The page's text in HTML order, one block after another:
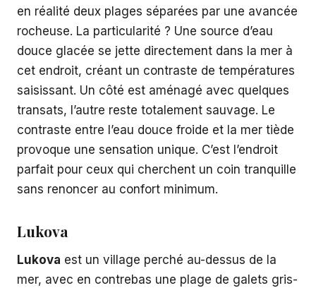
en réalité deux plages séparées par une avancée
rocheuse. La particularité ? Une source d’eau
douce glacée se jette directement dans la mer à
cet endroit, créant un contraste de températures
saisissant. Un côté est aménagé avec quelques
transats, l’autre reste totalement sauvage. Le
contraste entre l’eau douce froide et la mer tiède
provoque une sensation unique. C’est l’endroit
parfait pour ceux qui cherchent un coin tranquille
sans renoncer au confort minimum.
Lukova
Lukova est un village perché au-dessus de la
mer, avec en contrebas une plage de galets gris-